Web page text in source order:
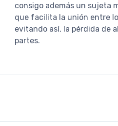
consigo además un sujeta
que facilita la unión entre
evitando así, la pérdida de
partes.